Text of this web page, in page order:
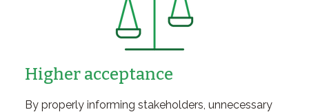
Higher acceptance
By properly informing stakeholders, unnecessary